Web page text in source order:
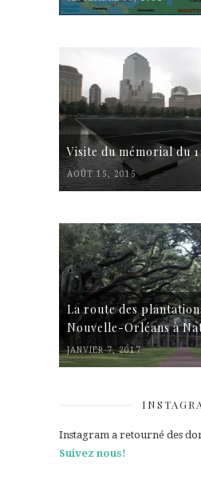
Visite du mémorial du
AOÛT 15, 2015
La route des
Nouvelle-Orléans à
JANVIER 7, 2017
Instagram a retourné des
Suivez nous!